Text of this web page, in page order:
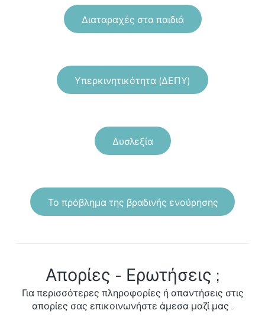
Διαταραχές στα παιδιά
Υπερκινητικότητα (ΔΕΠΥ)
Δυσλεξία
Το πρόβλημα της βραδινής ενούρησης
Απορίες - Ερωτήσεις ;
Για περισσότερες πληροφορίες ή απαντήσεις στις
απορίες σας επικοινωνήστε άμεσα μαζί μας .